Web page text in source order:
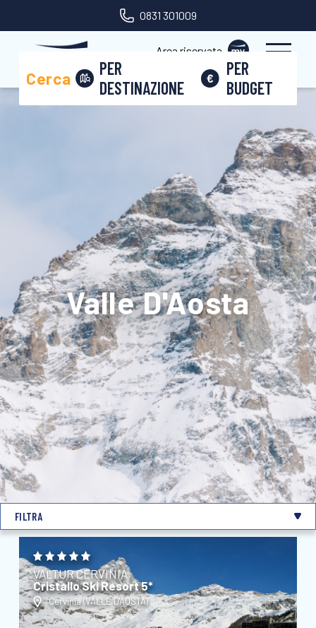
0831 301009
Cerca
PER
DESTINAZIONE
PER
BUDGET
Area riservata
Valle D'Aosta
FILTRA
VALTUR CERVINIA
Cristallo Ski Resort 5*
Cervinia (VALLE D'AOSTA)